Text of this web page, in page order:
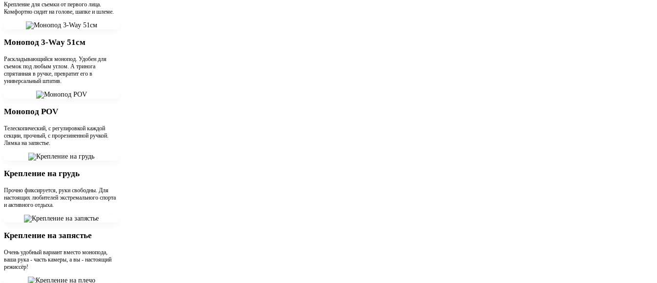
Крепление для съемки от первого лица.
Комфортно сидит на голове, шапке и шлеме.
Монопод 3-Way 51см
Раскладывающийся монопод. Удобен для
съемок под любым углом. А тринога
спрятанная в ручке, превратит его в
универсальный штатив.
Монопод POV
Телескопический, с регулировкой каждой
секции, прочный, с прорезиненной ручкой.
Лямка на запястье.
Крепление на грудь
Прочно фиксируется, руки свободны. Для
настоящих любителей экстремального спорта
и активного отдыха.
Крепление на запястье
Очень удобный вариант вместо монопода,
ваша рука - часть камеры, а вы - настоящий
режиссёр!